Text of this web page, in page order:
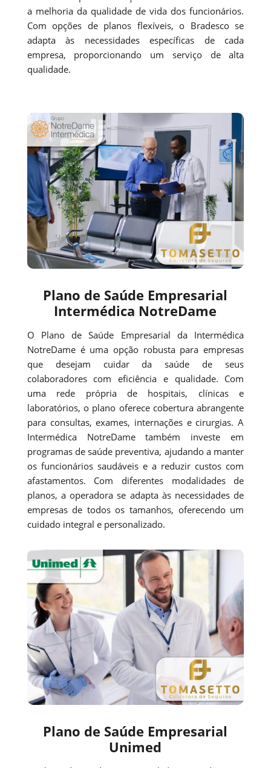
a melhoria da qualidade de vida dos funcionários.
Com opções de planos flexíveis, o Bradesco se
adapta às necessidades específicas de cada
empresa, proporcionando um serviço de alta
qualidade.
Plano de Saúde Empresarial
Intermédica NotreDame
O Plano de Saúde Empresarial da Intermédica
NotreDame é uma opção robusta para empresas
que desejam cuidar da saúde de seus
colaboradores com eficiência e qualidade. Com
uma rede própria de hospitais, clínicas e
laboratórios, o plano oferece cobertura abrangente
para consultas, exames, internações e cirurgias. A
Intermédica NotreDame também investe em
programas de saúde preventiva, ajudando a manter
os funcionários saudáveis e a reduzir custos com
afastamentos. Com diferentes modalidades de
planos, a operadora se adapta às necessidades de
empresas de todos os tamanhos, oferecendo um
cuidado integral e personalizado.
Plano de Saúde Empresarial
Unimed